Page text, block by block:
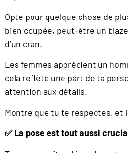
Opte pour quelque chose de
bien coupée, peut-être un
d’un cran.
Les femmes apprécient un
cela reflète une part de ta
attention aux détails.
Montre que tu te respectes, et
✅ La pose est tout aussi